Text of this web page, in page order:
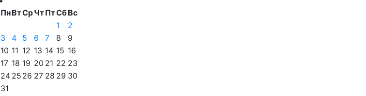
ПнВтСрЧтПтСбВс
1
2
3
4 5 6 7 8
9
10 11 12 13 14 15 16
17 18 19 20 21 22 23
24 25 26 27 28 29 30
31